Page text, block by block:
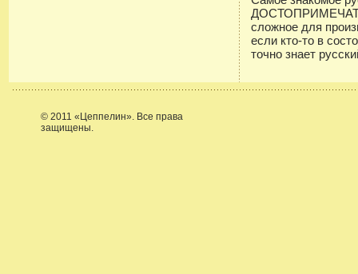
сложное для
если кто-то в
точно знает
© 2011 «Цеппелин». Все права
защищены.